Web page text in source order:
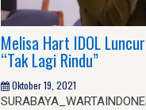
Melisa Hart IDOL
“Tak Lagi Rindu”
Oktober 19, 2021